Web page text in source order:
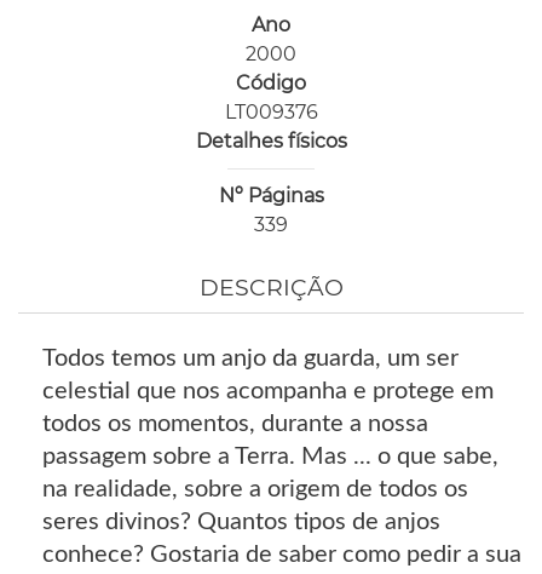
Ano
2000
Código
LT009376
Detalhes físicos
Nº Páginas
339
DESCRIÇÃO
Todos temos um anjo da guarda, um ser
celestial que nos acompanha e protege em
todos os momentos, durante a nossa
passagem sobre a Terra. Mas ... o que sabe,
na realidade, sobre a origem de todos os
seres divinos? Quantos tipos de anjos
conhece? Gostaria de saber como pedir a sua